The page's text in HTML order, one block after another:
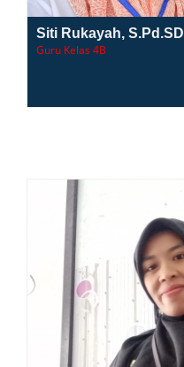
Siti Rukayah, S.Pd.SD
Guru Kelas 4B